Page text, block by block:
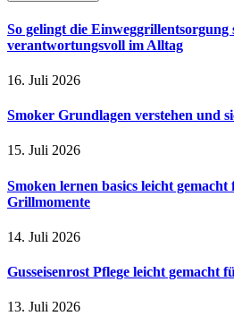
So gelingt die Einweggrillentsorgung
verantwortungsvoll im Alltag
16. Juli 2026
Smoker Grundlagen verstehen und
15. Juli 2026
Smoken lernen basics leicht
Grillmomente
14. Juli 2026
Gusseisenrost Pflege leicht gemacht
13. Juli 2026